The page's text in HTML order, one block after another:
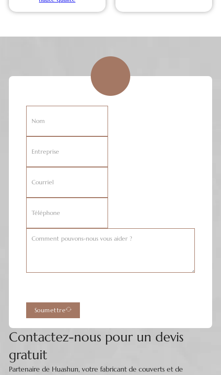
Contactez-nous pour un devis
gratuit
Partenaire de Huashun, votre fabricant de couverts et de
Soumettre